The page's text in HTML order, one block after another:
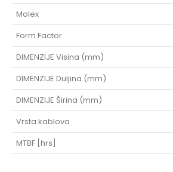
Molex
Form Factor
DIMENZIJE Visina (mm)
DIMENZIJE Duljina (mm)
DIMENZIJE Širina (mm)
Vrsta kablova
MTBF [hrs]